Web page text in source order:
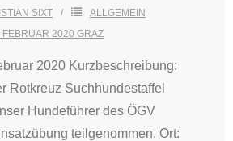
SIXT
ALLGEMEIN
FEBRUAR 2020 GRAZ
2020 Kurzbeschreibung:
Rotkreuz Suchhundestaffel
Hundeführer des ÖGV
teilgenommen. Ort: